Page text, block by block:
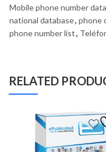
Mobile phone number
national database, phone
phone number list,
RELATED